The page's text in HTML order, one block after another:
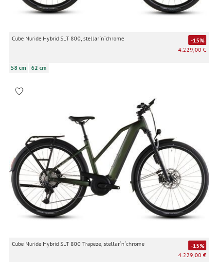
Cube Nuride Hybrid SLT 800, stellar´n´chrome
-15%
4.229,00 €
58 cm 62 cm
Cube Nuride Hybrid SLT 800 Trapeze, stellar´n´chrome
-15%
4.229,00 €